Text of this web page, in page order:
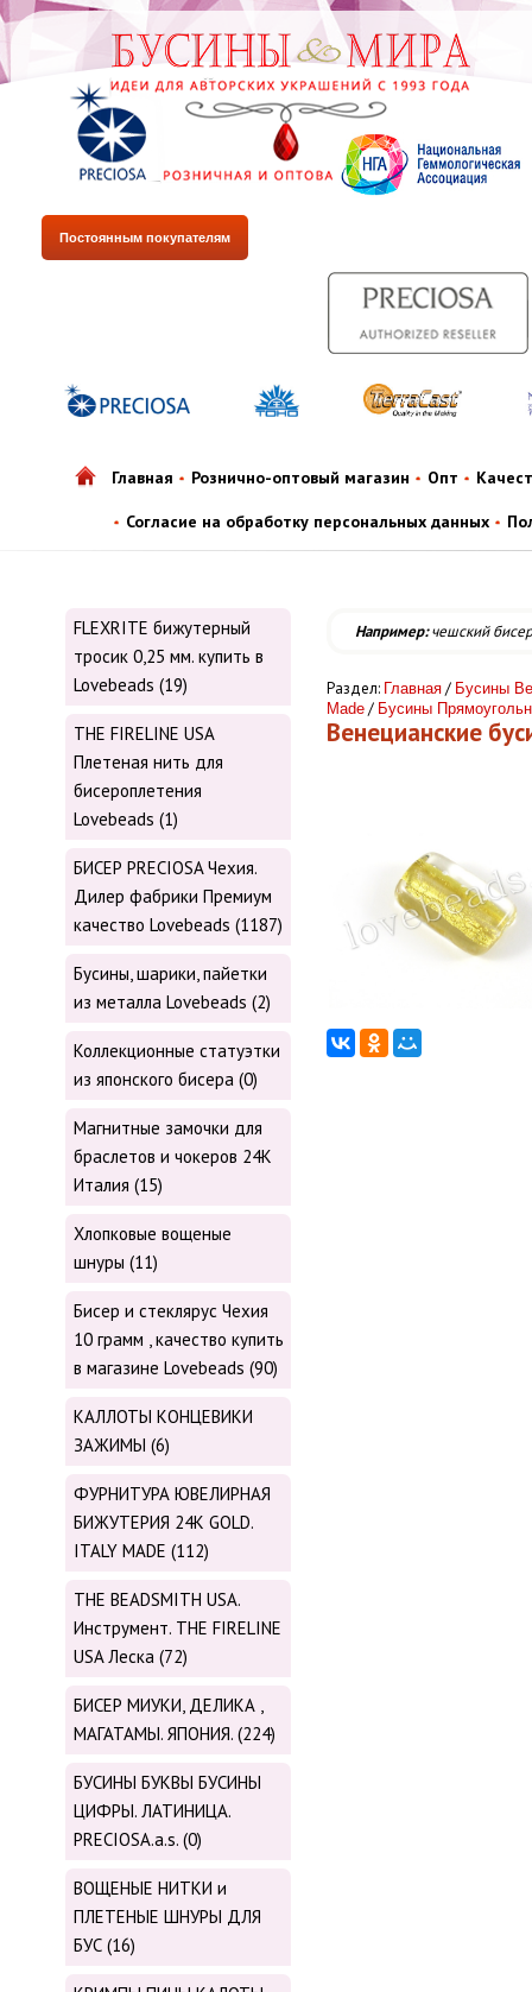
Постоянным покупателям
Главная Рознично-оптовый магазин Опт
Согласие на обработку персональных данных
FLEXRITE бижутерный
тросик 0,25 мм. купить в
Lovebeads (19)
THE FIRELINE USA
Плетеная нить для
бисероплетения
Lovebeads (1)
БИСЕР PRECIOSA Чехия.
Дилер фабрики Премиум
качество Lovebeads (1187)
Бусины, шарики, пайетки
из металла Lovebeads (2)
Коллекционные статуэтки
из японского бисера (0)
Магнитные замочки для
браслетов и чокеров 24К
Италия (15)
Хлопковые вощеные
шнуры (11)
Бисер и стеклярус Чехия
10 грамм , качество купить
в магазине Lovebeads (90)
КАЛЛОТЫ КОНЦЕВИКИ
ЗАЖИМЫ (6)
ФУРНИТУРА ЮВЕЛИРНАЯ
БИЖУТЕРИЯ 24К GOLD.
ITALY MADE (112)
THE BEADSMITH USA.
Инструмент. THE FIRELINE
USA Леска (72)
БИСЕР МИУКИ, ДЕЛИКА ,
МАГАТАМЫ. ЯПОНИЯ. (224)
БУСИНЫ БУКВЫ БУСИНЫ
ЦИФРЫ. ЛАТИНИЦА.
PRECIOSA.a.s. (0)
ВОЩЕНЫЕ НИТКИ и
ПЛЕТЕНЫЕ ШНУРЫ ДЛЯ
БУС (16)
Например:чешский бисер
Раздел: Главная / Бусины
Made / Бусины
Венецианские